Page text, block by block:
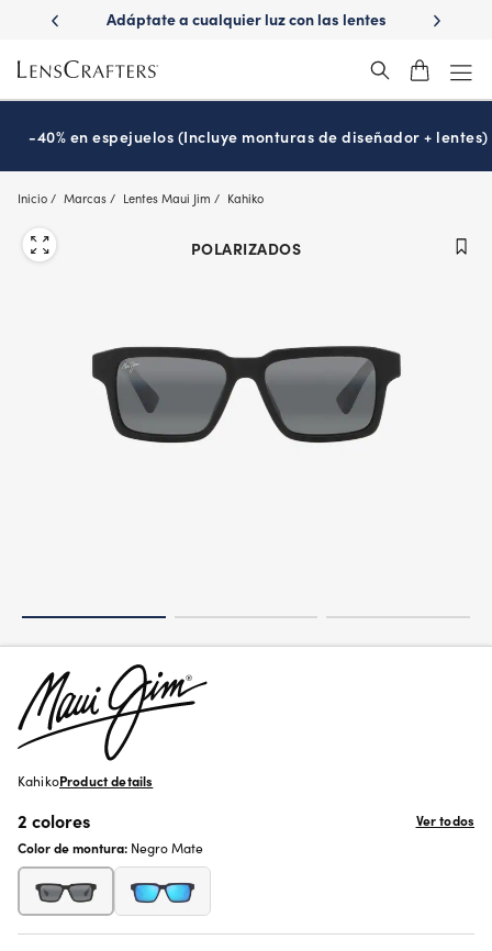
main
content
con
Adáptate a cualquier luz con las lentes
¿Es
-40% en espejuelos (Incluye monturas de diseñador + lentes)
Inicio Marcas Lentes Maui Jim Kahiko
POLARIZADOS
KahikoProduct details
2 colores
Ver todos
Color de montura: Negro Mate